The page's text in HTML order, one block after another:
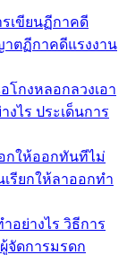
เขียนฏีกาคดี
ตฏีกาคดีแรงงาน
โกงหลอกลวงเอา
งไร ประเด็นการ
กให้ออกทันทีไม่
เรียกให้ลาออกทำ
อย่างไร วิธีการ
จัดการมรดก